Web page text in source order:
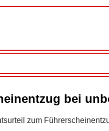
bei
zum